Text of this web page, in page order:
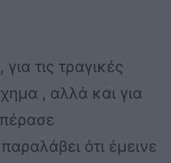
τις τραγικές
, αλλά και για
ότι έμεινε